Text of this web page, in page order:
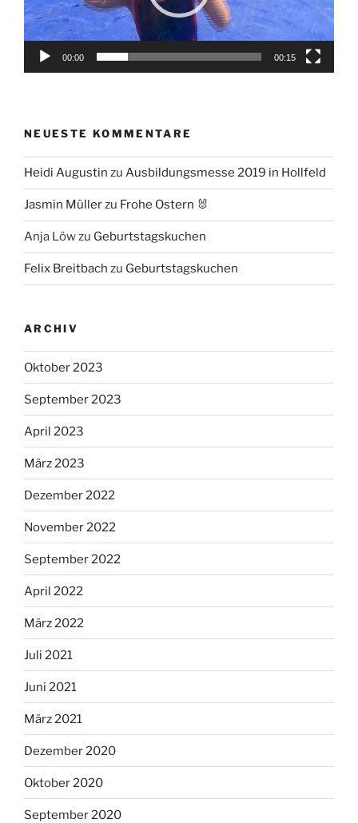
00:00 00:15
NEUESTE KOMMENTARE
Heidi Augustin zu Ausbildungsmesse 2019 in Hollfeld
Jasmin Müllerzu Frohe Ostern 🐰
Anja Löwzu Geburtstagskuchen
Felix Breitbach zu Geburtstagskuchen
ARCHIV
Oktober 2023
September 2023
April 2023
März 2023
Dezember 2022
November 2022
September 2022
April 2022
März 2022
Juli 2021
Juni 2021
März 2021
Dezember 2020
Oktober 2020
September 2020